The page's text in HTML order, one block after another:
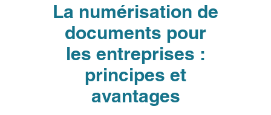
La numérisation de
documents pour
les entreprises :
principes et
avantages